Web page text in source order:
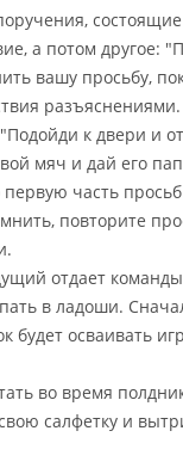
а потом другое:
вашу просьбу,
разъяснениями.
к двери и
мяч и дай его
первую часть
повторите
отдает
в ладоши.
будет осваивать
во время
салфетку и